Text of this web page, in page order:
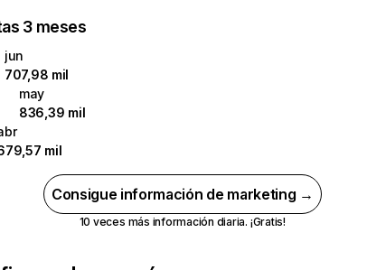
3 meses
jun
707,98 mil
may
836,39 mil
mil
Consigue información de marketing →
10 veces más información diaria. ¡Gratis!